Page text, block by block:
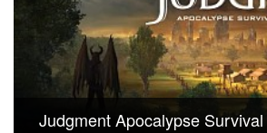
Judgment Apocalypse